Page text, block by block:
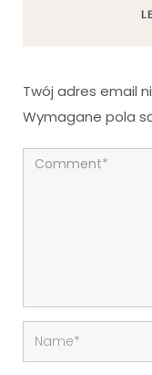
Twój adres email
Wymagane pola